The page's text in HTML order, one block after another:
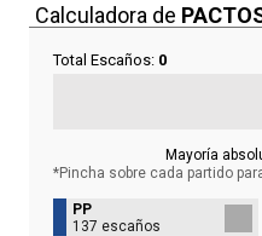
Calculadora de
Total Escaños: 0
Mayoría
*Pincha sobre cada partido
PP
137 escaños